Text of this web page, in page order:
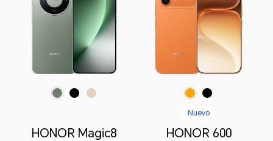
HONOR Magic8
Nuevo
HONOR 600